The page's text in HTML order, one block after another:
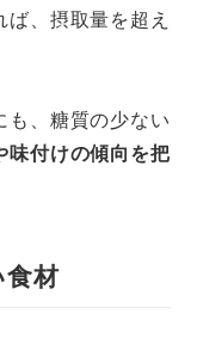
、摂取量を超え
も、糖質の少ない
味付けの傾向を把
材